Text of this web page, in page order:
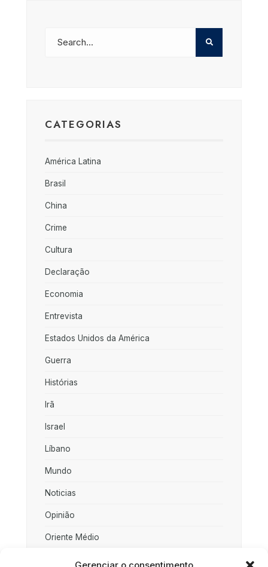
CATEGORIAS
América Latina
Brasil
China
Crime
Cultura
Declaração
Economia
Entrevista
Estados Unidos da América
Guerra
Histórias
Irã
Israel
Líbano
Mundo
Noticias
Opinião
Oriente Médio